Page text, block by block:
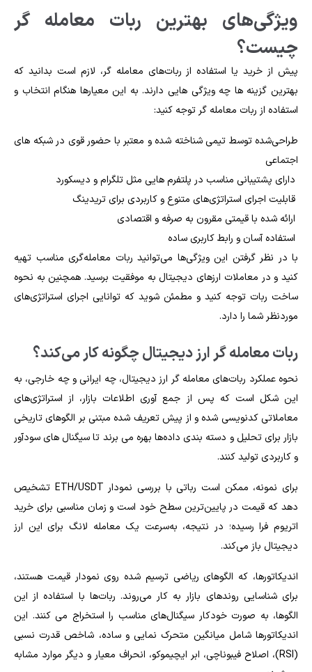
ویژگی‌های بهترین ربات معامله‌ گر
چیست؟
پیش از خرید یا استفاده از ربات‌های معامله‌ گر، لازم است بدانید که
بهترین گزینه‌ ها چه ویژگی‌ هایی دارند. به این معیارها هنگام انتخاب و
استفاده از ربات معامله‌ گر توجه کنید:
طراحی‌شده توسط تیمی شناخته‌ شده و معتبر با حضور قوی در شبکه‌ های
اجتماعی
دارای پشتیبانی مناسب در پلتفرم‌ هایی مثل تلگرام و دیسکورد
قابلیت اجرای استراتژی‌های متنوع و کاربردی برای تریدینگ
ارائه‌ شده با قیمتی مقرون‌ به‌ صرفه و اقتصادی
استفاده آسان و رابط کاربری ساده
با در نظر گرفتن این ویژگی‌ها می‌توانید ربات معامله‌گری مناسب تهیه
کنید و در معاملات ارزهای دیجیتال به موفقیت برسید. همچنین به نحوه
ساخت ربات توجه کنید و مطمئن شوید که توانایی اجرای استراتژی‌های
موردنظر شما را دارد.
ربات معامله‌ گر ارز دیجیتال چگونه کار می‌کند؟
نحوه عملکرد ربات‌های معامله‌ گر ارز دیجیتال، چه ایرانی و چه خارجی، به
این شکل است که پس از جمع‌ آوری اطلاعات بازار، از استراتژی‌های
معاملاتی کدنویسی‌ شده و از پیش تعریف‌ شده مبتنی بر الگوهای تاریخی
بازار برای تحلیل و دسته‌ بندی داده‌ها بهره می‌ برند تا سیگنال‌ های سودآور
و کاربردی تولید کنند.
برای نمونه، ممکن است رباتی با بررسی نمودار ETH/USDT تشخیص
دهد که قیمت در پایین‌ترین سطح خود است و زمان مناسبی برای خرید
اتریوم فرا رسیده؛ در نتیجه، به‌سرعت یک معامله لانگ برای این ارز
دیجیتال باز می‌کند.
اندیکاتورها، که الگوهای ریاضی ترسیم‌ شده روی نمودار قیمت هستند،
برای شناسایی روندهای بازار به کار می‌روند. ربات‌ها با استفاده از این
الگوها، به‌ صورت خودکار سیگنال‌های مناسب را استخراج می‌ کنند. این
اندیکاتورها شامل میانگین متحرک نمایی و ساده، شاخص قدرت نسبی
(RSI)، اصلاح فیبوناچی، ابر ایچیموکو، انحراف معیار و دیگر موارد مشابه